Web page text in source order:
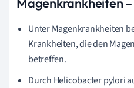
Unter Magenkrankheiten
Krankheiten, die den
betreffen.
Durch Helicobacter pylori